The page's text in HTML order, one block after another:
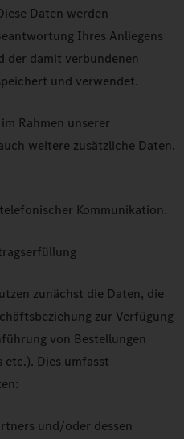
Daten werden
Ihres Anliegens
der damit verbundenen
und verwendet.
Rahmen unserer
weitere zusätzliche Daten.
Kommunikation.
zunächst die Daten, die
zur Verfügung
von Bestellungen
etc.). Dies umfasst
und/oder dessen